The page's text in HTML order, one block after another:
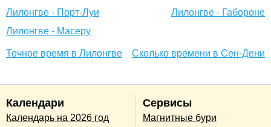
Лилонгве - Порт-Луи
Лилонгве - Габороне
Лилонгве - Масеру
Точное время в Лилонгве Сколько времени в Сен-Дени
Календари
Календарь на 2026 год
Сервисы
Магнитные бури